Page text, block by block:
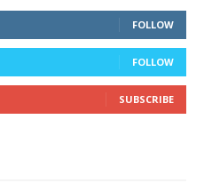
FOLLOW
FOLLOW
SUBSCRIBE